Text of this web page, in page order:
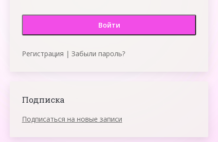
Регистрация | Забыли пароль?
Подписка
Подписаться на новые записи